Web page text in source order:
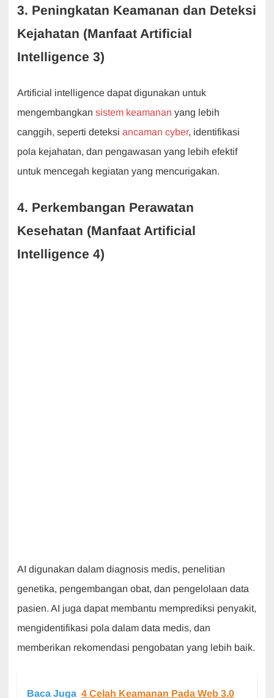
3. Peningkatan Keamanan dan Deteksi
Kejahatan (Manfaat Artificial
Intelligence 3)
Artificial intelligence dapat digunakan untuk
mengembangkan sistem keamanan yang lebih
canggih, seperti deteksi ancaman cyber, identifikasi
pola kejahatan, dan pengawasan yang lebih efektif
untuk mencegah kegiatan yang mencurigakan.
4. Perkembangan Perawatan
Kesehatan (Manfaat Artificial
Intelligence 4)
AI digunakan dalam diagnosis medis, penelitian
genetika, pengembangan obat, dan pengelolaan data
pasien. AI juga dapat membantu memprediksi penyakit,
mengidentifikasi pola dalam data medis, dan
memberikan rekomendasi pengobatan yang lebih baik.
Baca Juga 4 Celah Keamanan Pada Web 3.0